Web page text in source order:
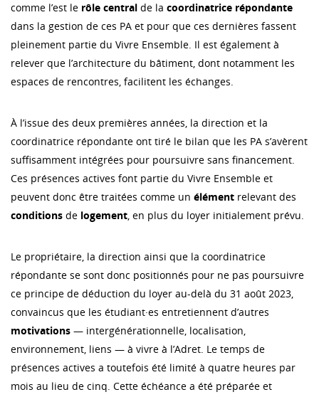
comme l’est le rôle central de la coordinatrice répondante
dans la gestion de ces PA et pour que ces dernières fassent
pleinement partie du Vivre Ensemble. Il est également à
relever que l’architecture du bâtiment, dont notamment les
espaces de rencontres, facilitent les échanges.
À l’issue des deux premières années, la direction et la
coordinatrice répondante ont tiré le bilan que les PA s’avèrent
suffisamment intégrées pour poursuivre sans financement.
Ces présences actives font partie du Vivre Ensemble et
peuvent donc être traitées comme un élément relevant des
conditions de logement, en plus du loyer initialement prévu.
Le propriétaire, la direction ainsi que la coordinatrice
répondante se sont donc positionnés pour ne pas poursuivre
ce principe de déduction du loyer au-delà du 31 août 2023,
convaincus que les étudiant·es entretiennent d’autres
motivations — intergénérationnelle, localisation,
environnement, liens — à vivre à l’Adret. Le temps de
présences actives a toutefois été limité à quatre heures par
mois au lieu de cinq. Cette échéance a été préparée et